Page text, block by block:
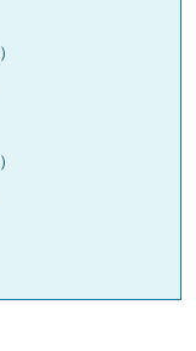
）
）